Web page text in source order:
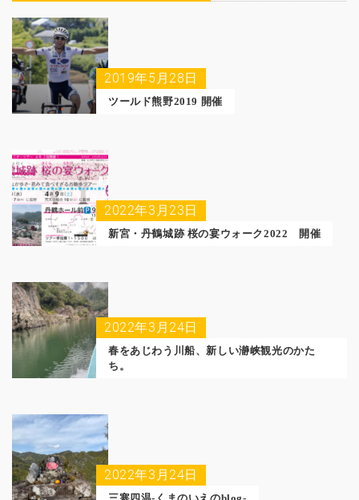
2019年5月28日
ツールド熊野2019 開催
2022年3月23日
新宮・丹鶴城跡 桜の宴ウォーク2022 開催
2022年3月24日
春をあじわう川船、新しい瀞峡観光のかた
ち。
2022年3月24日